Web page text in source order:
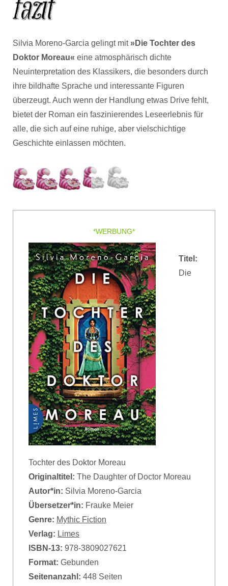
Silvia Moreno-Garcia gelingt mit»Die Tochter des
Doktor Moreau« eine atmosphärisch dichte
Neuinterpretation des Klassikers, die besonders durch
ihre bildhafte Sprache und interessante Figuren
überzeugt. Auch wenn der Handlung etwas Drive fehlt,
bietet der Roman ein faszinierendes Leseerlebnis für
alle, die sich auf eine ruhige, aber vielschichtige
Geschichte einlassen möchten.
*WERBUNG*
Titel:
Die
Tochter des Doktor Moreau
Originaltitel: The Daughter of Doctor Moreau
Autor*in: Silvia Moreno-Garcia
Übersetzer*in: Frauke Meier
Genre: Mythic Fiction
Verlag: Limes
ISBN-13: 978-3809027621
Format: Gebunden
Seitenanzahl: 448 Seiten